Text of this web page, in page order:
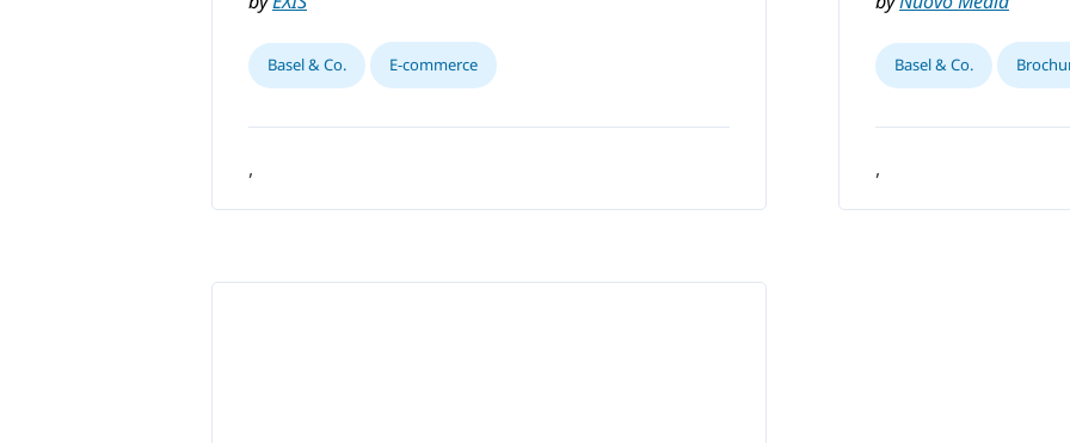
Basel & Co. E-commerce
,
Basel & Co.
,